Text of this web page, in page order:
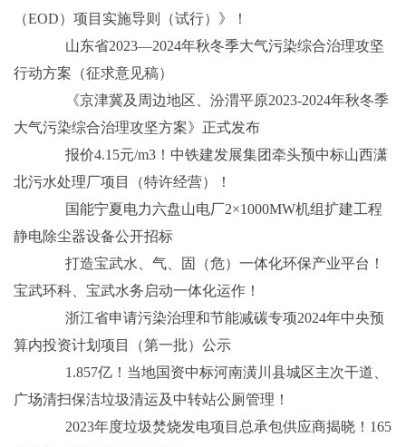
（EOD）项目实施导则（试行）》！
山东省2023—2024年秋冬季大气污染综合治理攻坚
行动方案（征求意见稿）
《京津冀及周边地区、汾渭平原2023-2024年秋冬季
大气污染综合治理攻坚方案》正式发布
报价4.15元/m3！中铁建发展集团牵头预中标山西潇
北污水处理厂项目（特许经营）！
国能宁夏电力六盘山电厂2×1000MW机组扩建工程
静电除尘器设备公开招标
打造宝武水、气、固（危）一体化环保产业平台！
宝武环科、宝武水务启动一体化运作！
浙江省申请污染治理和节能减碳专项2024年中央预
算内投资计划项目（第一批）公示
1.857亿！当地国资中标河南潢川县城区主次干道、
广场清扫保洁垃圾清运及中转站公厕管理！
2023年度垃圾焚烧发电项目总承包供应商揭晓！165